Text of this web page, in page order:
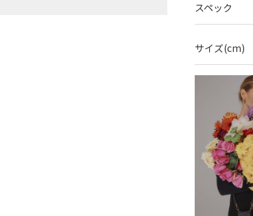
スペック
サイズ(cm)